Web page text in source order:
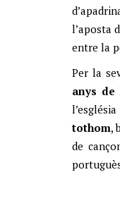
l’aposta
entre la
Per la
anys de
tothom,
de